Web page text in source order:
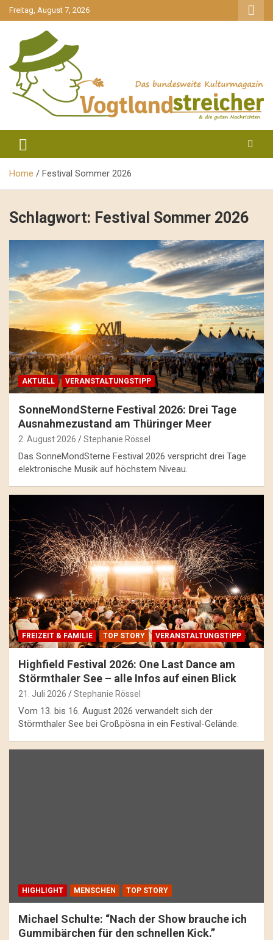
gehe
zum
Freitag, August 7, 2026
Vogtlandstreicher
Home Festival Sommer 2026
Schlagwort: Festival Sommer 2026
AKTUELL VERANSTALTUNGSTIPP
SonneMondSterne Festival 2026: Drei Tage
Ausnahmezustand am Thüringer Meer
2. August 2026 Stephanie Rössel
Das SonneMondSterne Festival 2026 verspricht drei Tage
elektronische Musik auf höchstem Niveau.
FREIZEIT & FAMILIE TOP STORY VERANSTALTUNGSTIPP
Highfield Festival 2026: One Last Dance am
Störmthaler See – alle Infos auf einen Blick
21. Juli 2026 Stephanie Rössel
Vom 13. bis 16. August 2026 verwandelt sich der
Störmthaler See bei Großpösna in ein Festival-Gelände.
HIGHLIGHT MENSCHEN TOP STORY
Michael Schulte: “Nach der Show brauche ich
Gummibärchen für den schnellen Kick.”